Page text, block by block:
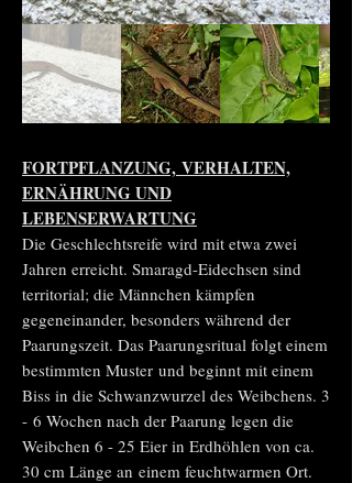
FORTPFLANZUNG, VERHALTEN,
ERNÄHRUNG UND
LEBENSERWARTUNG
Die Geschlechtsreife wird mit etwa zwei
Jahren erreicht. Smaragd-Eidechsen sind
territorial; die Männchen kämpfen
gegeneinander, besonders während der
Paarungszeit. Das Paarungsritual folgt einem
bestimmten Muster und beginnt mit einem
Biss in die Schwanzwurzel des Weibchens. 3
- 6 Wochen nach der Paarung legen die
Weibchen 6 - 25 Eier in Erdhöhlen von ca.
30 cm Länge an einem feuchtwarmen Ort.